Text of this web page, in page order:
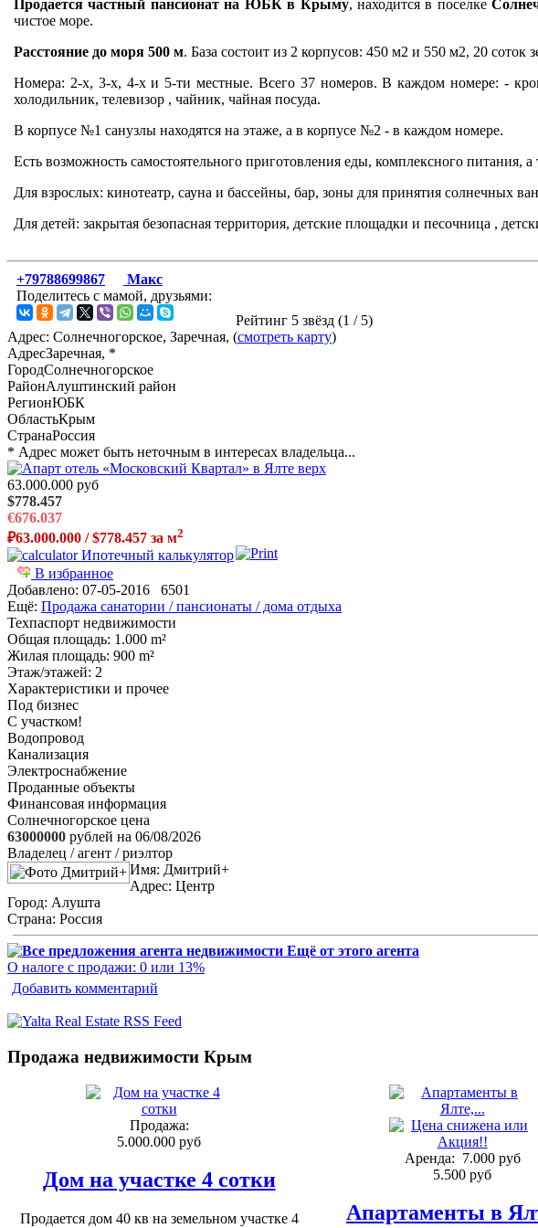
Продается частный пансионат на ЮБК в Крыму, находится в поселке
чистое море.
Расстояние до моря 500 м. База состоит из 2 корпусов: 450 м2 и 550 м2, 20 соток
Номера: 2-х, 3-х, 4-х и 5-ти местные. Всего 37 номеров. В каждом номере: -
холодильник, телевизор , чайник, чайная посуда.
В корпусе №1 санузлы находятся на этаже, а в корпусе №2 - в каждом номере.
Есть возможность самостоятельного приготовления еды, комплексного питания, а
Для взрослых: кинотеатр, сауна и бассейны, бар, зоны для принятия солнечных
Для детей: закрытая безопасная территория, детские площадки и песочница ,
+79788699867
Макс
Поделитесь с мамой, друзьями:
Рейтинг 5 звёзд (1 / 5)
Адрес: Солнечногорское, Заречная, (смотреть карту)
АдресЗаречная, *
ГородСолнечногорское
РайонАлуштинский район
РегионЮБК
ОбластьКрым
СтранаРоссия
* Адрес может быть неточным в интересах владельца...
63.000.000 руб
$778.457
€676.037
₽63.000.000 / $778.457 за м2
Ипотечный калькулятор
В избранное
Добавлено: 07-05-2016 6501
Ещё: Продажа санатории / пансионаты / дома отдыха
Техпаспорт недвижимости
Общая площадь: 1.000 m²
Жилая площадь: 900 m²
Этаж/этажей: 2
Характеристики и прочее
Под бизнес
С участком!
Водопровод
Канализация
Электроснабжение
Проданные объекты
Финансовая информация
Солнечногорское цена
63000000 рублей на 06/08/2026
Владелец / агент / риэлтор
Имя: Дмитрий+
Адрес: Центр
Город: Алушта
Страна: Россия
Ещё от этого агента
О налоге с продажи: 0 или 13%
Добавить комментарий
Продажа недвижимости Крым
Продажа:
5.000.000 руб
Дом на участке 4 сотки
Продается дом 40 кв на земельном участке 4
Аренда: 7.000 руб
5.500 руб
Апартаменты в